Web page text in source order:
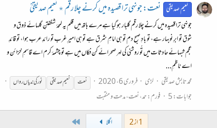
نعیم صدیقی نعت: جونہی ترا قصیدہ میں کرنے چلا رقم ٭ نعیم صدیقیؒ
جونہی ترا قصیدہ میں کرنے چلا رقم گلبار ہو گیا ہے مرے ہاتھ میں قلم یہ لمحۂ شگفتنِ گلہائے ذوق و
شوق تو ابرِ نوبہار ہے، تو بادِ صبح دم تو ہی امامِ شرق ہے تو ہی امیرِ غرب تو رائدِ عرب ہوا، تو قائدِ
عجم شبہائے حادثات میں تُو روشنی کی لہر صحرائے کن فکاں میں ہے تو چشمۂ کرم اے قاسمِ خزائن و
اے ناظمِ...
محمد تابش صدیقی
لڑی فروری 6، 2020 نعت نعیم صدیقی نورکیندیاںرواں
جوابات: 5 فورم:حمد، نعت، مدحت و منقبت
1 از 2
اگلا